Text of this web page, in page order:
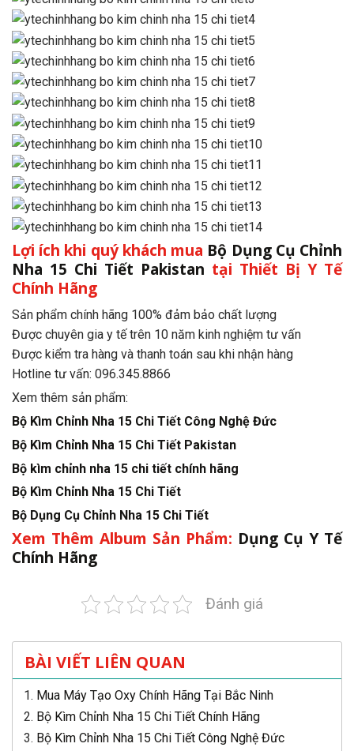
Lợi ích khi quý khách mua Bộ Dụng Cụ Chỉnh
Nha 15 Chi Tiết Pakistan tại Thiết Bị Y Tế
Chính Hãng
Sản phẩm chính hãng 100% đảm bảo chất lượng
Được chuyên gia y tế trên 10 năm kinh nghiệm tư vấn
Được kiểm tra hàng và thanh toán sau khi nhận hàng
Hotline tư vấn: 096.345.8866
Xem thêm sản phẩm:
Bộ Kìm Chỉnh Nha 15 Chi Tiết Công Nghệ Đức
Bộ Kìm Chỉnh Nha 15 Chi Tiết Pakistan
Bộ kìm chỉnh nha 15 chi tiết chính hãng
Bộ Kìm Chỉnh Nha 15 Chi Tiết
Bộ Dụng Cụ Chỉnh Nha 15 Chi Tiết
Xem Thêm Album Sản Phẩm: Dụng Cụ Y Tế
Chính Hãng
Đánh giá
BÀI VIẾT LIÊN QUAN
Mua Máy Tạo Oxy Chính Hãng Tại Bắc Ninh
Bộ Kìm Chỉnh Nha 15 Chi Tiết Chính Hãng
Bộ Kìm Chỉnh Nha 15 Chi Tiết Công Nghệ Đức